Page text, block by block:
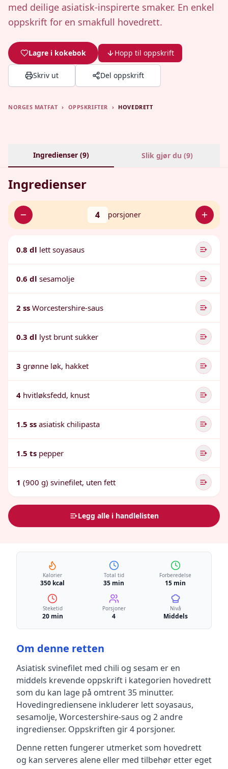
med deilige asiatisk-inspirerte smaker. En enkel
oppskrift for en smakfull hovedrett.
Lagre i kokebok Hopp til oppskrift
Skriv ut Del oppskrift
NORGES MATFAT › OPPSKRIFTER › HOVEDRETT
Ingredienser (9) Slik gjør du (9)
Ingredienser
4 porsjoner
0.8 dl lett soyasaus
0.6 dl sesamolje
2 ss Worcestershire-saus
0.3 dl lyst brunt sukker
3 grønne løk, hakket
4 hvitløksfedd, knust
1.5 ss asiatisk chilipasta
1.5 ts pepper
1 (900 g) svinefilet, uten fett
Legg alle i handlelisten
Kalorier
350 kcal
Total tid
35 min
Forberedelse
15 min
Steketid
20 min
Porsjoner
4
Nivå
Middels
Om denne retten
Asiatisk svinefilet med chili og sesam er en
middels krevende oppskrift i kategorien hovedrett
som du kan lage på omtrent 35 minutter.
Hovedingrediensene inkluderer lett soyasaus,
sesamolje, Worcestershire-saus og 2 andre
ingredienser. Oppskriften gir4 porsjoner.
Denne retten fungerer utmerket som hovedrett
og kan serveres alene eller med tilbehør etter eget